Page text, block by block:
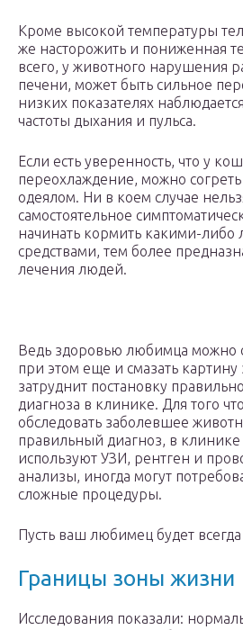
Кроме высокой температуры
же насторожить и пониженная
всего, у животного нарушения
печени, может быть сильное
низких показателях
частоты дыхания и пульса.
Если есть уверенность, что у
переохлаждение, можно
одеялом. Ни в коем случае
самостоятельное
начинать кормить какими-либо
средствами, тем более
лечения людей.
Ведь здоровью любимца можно
при этом еще и смазать картину
затруднит постановку
диагноза в клинике. Для того
обследовать заболевшее
правильный диагноз, в
используют УЗИ, рентген и
анализы, иногда могут
сложные процедуры.
Пусть ваш любимец будет
Границы зоны жизни
Исследования показали: